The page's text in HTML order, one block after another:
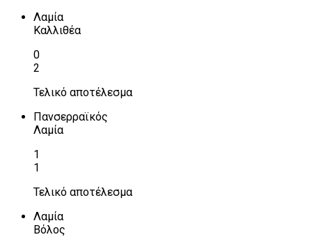
Λαμία
Καλλιθέα
0
2
Τελικό αποτέλεσμα
Πανσερραϊκός
Λαμία
1
1
Τελικό αποτέλεσμα
Λαμία
Βόλος